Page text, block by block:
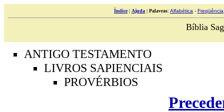
Índice| Ajuda | Palavras: Alfabética - Freqüência
Bíblia
ANTIGO TESTAMENTO
LIVROS SAPIENCIAIS
PROVÉRBIOS